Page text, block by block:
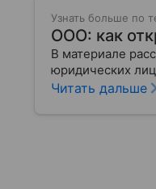
Узнать больше по
ООО: как
В материале
юридических
Читать дальше